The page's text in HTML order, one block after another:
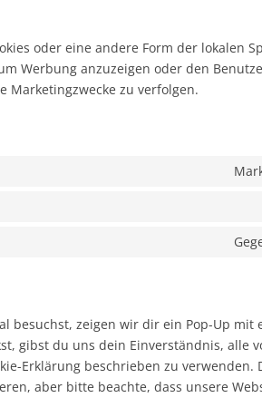
oder eine andere Form der lokalen
Werbung anzuzeigen oder den
Marketingzwecke zu verfolgen.
besuchst, zeigen wir dir ein Pop-Up mit
gibst du uns dein Einverständnis, alle
Erklärung beschrieben zu verwenden.
aber bitte beachte, dass unsere